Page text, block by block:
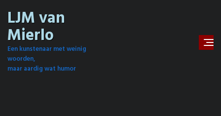
LJM van
Mierlo
Een kunstenaar met weinig
woorden,